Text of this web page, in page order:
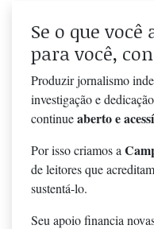
Se o que
para você,
Produzir jornalismo
investigação e
continueaberto e
Por isso criamos a
de leitores que
sustentá-lo.
Seu apoio financia